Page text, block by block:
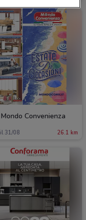
Mondo Convenienza
31/08 26.1 km